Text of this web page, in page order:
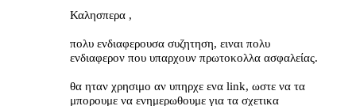
Καλησπερα ,
πολυ ενδιαφερουσα συζητηση, ειναι πολυ
ενδιαφερον που υπαρχουν πρωτοκολλα ασφαλείας.
θα ηταν χρησιμο αν υπηρχε ενα link, ωστε να τα
μπορουμε να ενημερωθουμε για τα σχετικα